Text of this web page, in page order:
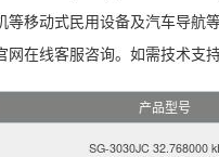
等移动式民用设备及汽车导航
网在线客服咨询。如需技术支
产品型号
SG-3030JC 32.768000